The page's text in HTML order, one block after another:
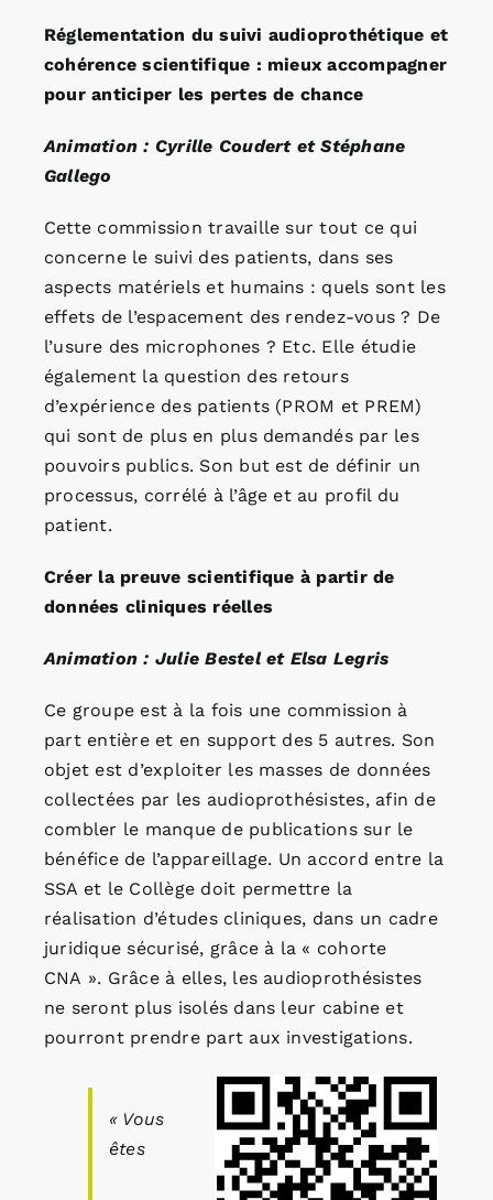
Réglementation du suivi audioprothétique et
cohérence scientifique : mieux accompagner
pour anticiper les pertes de chance
Animation : Cyrille Coudert et Stéphane
Gallego
Cette commission travaille sur tout ce qui
concerne le suivi des patients, dans ses
aspects matériels et humains : quels sont les
effets de l’espacement des rendez-vous ? De
l’usure des microphones ? Etc. Elle étudie
également la question des retours
d’expérience des patients (PROM et PREM)
qui sont de plus en plus demandés par les
pouvoirs publics. Son but est de définir un
processus, corrélé à l’âge et au profil du
patient.
Créer la preuve scientifique à partir de
données cliniques réelles
Animation : Julie Bestel et Elsa Legris
Ce groupe est à la fois une commission à
part entière et en support des 5 autres. Son
objet est d’exploiter les masses de données
collectées par les audioprothésistes, afin de
combler le manque de publications sur le
bénéfice de l’appareillage. Un accord entre la
SSA et le Collège doit permettre la
réalisation d’études cliniques, dans un cadre
juridique sécurisé, grâce à la « cohorte
CNA ». Grâce à elles, les audioprothésistes
ne seront plus isolés dans leur cabine et
pourront prendre part aux investigations.
« Vous
êtes